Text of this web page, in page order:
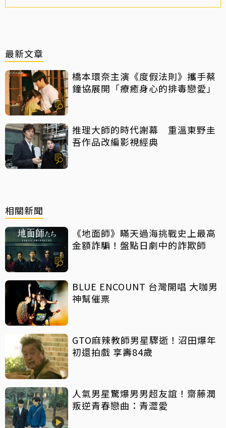
最新文章
橋本環奈主演《度假法則》攜手蔡
鐘協展開「療癒身心的排毒戀愛」
推理大師的時代謝幕 重溫東野圭
吾作品改編影視經典
相關新聞
《地面師》瞞天過海挑戰史上最高
金額詐騙！盤點日劇中的詐欺師
BLUE ENCOUNT 台灣開唱 大咖男
神幫催票
GTO麻辣教師男星驟逝！沼田爆年
初還拍戲 享壽84歲
人氣男星驚爆男男超友誼！齋藤潤
叛逆青春戀曲：青澀愛